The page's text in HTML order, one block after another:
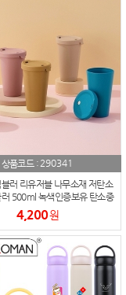
상품코드 :290341
러 리유저블 나무소재 저탄소
러 500ml 녹색인증보유 탄소중
립
4,200원